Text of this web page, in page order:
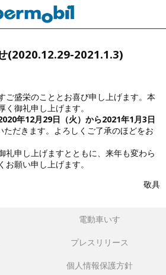
(2020.12.29-2021.1.3)
盛栄のこととお喜び申し上げます。本
御礼申し上げます。
年12月29日（火）から2021年1月3日
ただきます。よろしくご了承のほどをお
礼申し上げますとともに、来年も変わら
願い申し上げます。
敬具
電動車いす
プレスリリース
個人情報保護方針